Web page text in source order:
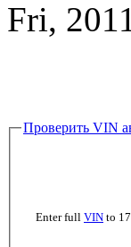
Fri,
Проверить VIN
Enter full VIN to